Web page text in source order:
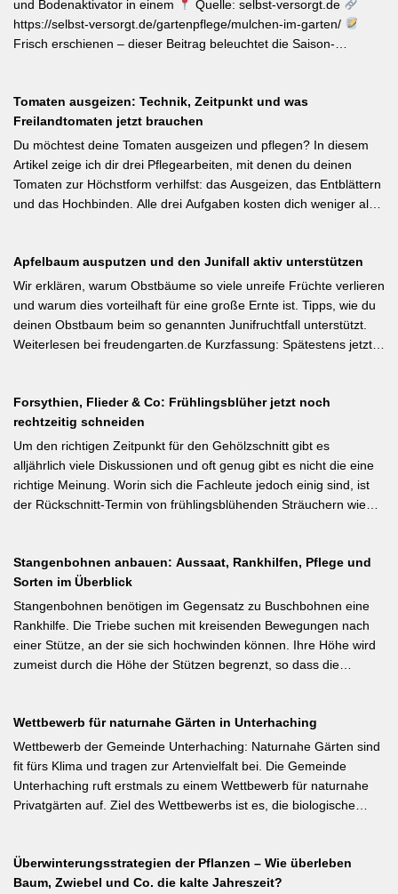
motivierender Impuls für jeden GBV-Garten. [Thema-Tag:
#Biodiversität #Gartengestaltung #Naturnahergarten]
und Bodenaktivator in einem
Quelle: selbst-versorgt.de
https://selbst-versorgt.de/gartenpflege/mulchen-im-garten/
Frisch erschienen – dieser Beitrag beleuchtet die Saison-
Austrocknung. Die ideale Schichtdicke liegt bei 5–10 cm, immer
mit Abstand zum Pflanzenstamm, um Fäulnis zu vermeiden.
Besonders wertvoll: Häufige Fehler wie zu dicke Schichten oder
die Verwendung von frischem Rasenschnitt als alleiniges Material
werden klar benannt. [Thema-Tag: #Bodenpflege #Mulchen
#BiologischerGartenbau]
Tomaten ausgeizen: Technik, Zeitpunkt und was
Freilandtomaten jetzt brauchen
Du möchtest deine Tomaten ausgeizen und pflegen? In diesem
Artikel zeige ich dir drei Pflegearbeiten, mit denen du deinen
Tomaten zur Höchstform verhilfst: das Ausgeizen, das Entblättern
und das Hochbinden. Alle drei Aufgaben kosten dich weniger als
Tomatenkrankheit Braunfäule vorbeugst. Weiterlesen bei
Wurzelwerk – Gartenwissen von Profis Kurzfassung: Ein bildreich
illustrierter Praxis-Leitfaden: Das Ausgeizen beginnt direkt nach
dem Auspflanzen und sollte wöchentlich wiederholt werden.
Geiztriebe morgens entfernen, damit Wunden rasch abtrocknen.
interessant: Der Artikel diskutiert, wann bei Freilandtomaten das
Ausgeizen kontraproduktiv ist – etwa bei buschigen Sorten, die
von Seitentrieben profitieren.
Apfelbaum ausputzen und den Junifall aktiv unterstützen
Wir erklären, warum Obstbäume so viele unreife Früchte verlieren
und warum dies vorteilhaft für eine große Ernte ist. Tipps, wie du
deinen Obstbaum beim so genannten Junifruchtfall unterstützt.
Weiterlesen bei freudengarten.de Kurzfassung: Spätestens jetzt –
% der Blüten werden zu Früchten, ein rechtzeitiges Eingreifen vor
dem Junifall beugt der Alternanz (Abwechslung von
Ertragsjahren) vor. Für Äpfel und Birnen gilt: max. zwei kräftige
Früchte pro Fruchtbüschel, Abstand mindestens eine Handbreit.
Früchte in Schattenzonen vollständig entfernen.
Forsythien, Flieder & Co: Frühlingsblüher jetzt noch
rechtzeitig schneiden
Um den richtigen Zeitpunkt für den Gehölzschnitt gibt es
alljährlich viele Diskussionen und oft genug gibt es nicht die eine
richtige Meinung. Worin sich die Fachleute jedoch einig sind, ist
der Rückschnitt-Termin von frühlingsblühenden Sträuchern wie
Flieder und Zierkirsche bilden ihre Blütenknospen für das nächste
Jahr im Sommer. Der Schnitt direkt nach der Blüte (bei Flieder:
sofort nach dem Verblühen!) ist die letzte Chance – wer jetzt noch
nicht geschnitten hat, sollte spätestens in den nächsten zwei
Wochen ran. Das Grundprinzip: Überflüssige alte Triebe
bodennah entfernen, damit das neue Holz ausreifen kann.
Stangenbohnen anbauen: Aussaat, Rankhilfen, Pflege und
Sorten im Überblick
Stangenbohnen benötigen im Gegensatz zu Buschbohnen eine
Rankhilfe. Die Triebe suchen mit kreisenden Bewegungen nach
einer Stütze, an der sie sich hochwinden können. Ihre Höhe wird
zumeist durch die Höhe der Stützen begrenzt, so dass die
Weiterlesen bei meine-ernte.de Kurzfassung: Bis Mitte Juni ist die
Aussaat von Stangenbohnen direkt ins Freiland noch problemlos
möglich. Samen über Nacht wässern, 5–6 cm tief setzen,
Pflanzabstand 50 cm. Als Mittelzehrer brauchen Stangenbohnen
im Gegensatz zu Buschbohnen eine moderierte Düngung
der Luft binden – Vorfrucht-Wirkung für das nächste Gartenjahr.
Wettbewerb für naturnahe Gärten in Unterhaching
Wettbewerb der Gemeinde Unterhaching: Naturnahe Gärten sind
fit fürs Klima und tragen zur Artenvielfalt bei. Die Gemeinde
Unterhaching ruft erstmals zu einem Wettbewerb für naturnahe
Privatgärten auf. Ziel des Wettbewerbs ist es, die biologische
Verbesserung des Ortsklimas zu leisten. Warum? Entsiegelte
Flächen helfen… Hitze zu reduzieren Regenwasser besser zu
Überwinterungsstrategien der Pflanzen – Wie überleben
Baum, Zwiebel und Co. die kalte Jahreszeit?